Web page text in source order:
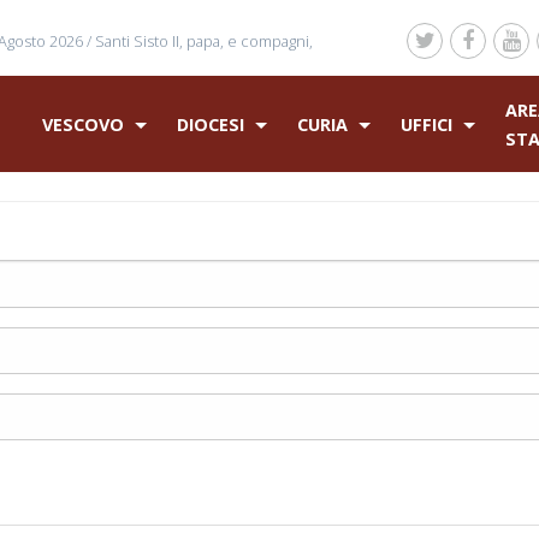
2026 / Santi Sisto II, papa, e compagni,
VESCOVO DIOCESI CURIA UFFICI